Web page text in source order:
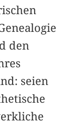
den
seien